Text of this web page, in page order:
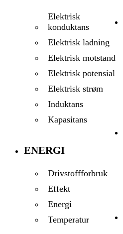
Elektrisk
konduktans
Elektrisk ladning
Elektrisk motstand
Elektrisk potensial
Elektrisk strøm
Induktans
Kapasitans
ENERGI
Drivstoffforbruk
Effekt
Energi
Temperatur